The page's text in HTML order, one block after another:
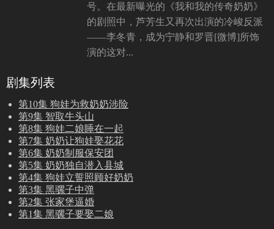
号。在最新曝光的《我和我的传奇奶奶》
的剧照中，芦芳生又再次出演的冷峻反派
——李冬青，成为宁静和罗晋[微博]所饰
演的这对...
剧集列表
第10集 狗娃为救奶奶涉险
第9集 智取牛头山
第8集 狗娃二娘睡在一起
第7集 奶奶让狗娃娶花花
第6集 奶奶制服保安团
第5集 奶奶独自潜入县城
第4集 狗娃立誓照顾好奶奶
第3集 黑骡子中弹
第2集 张家堡逼婚
第1集 黑骡子要娶二娘